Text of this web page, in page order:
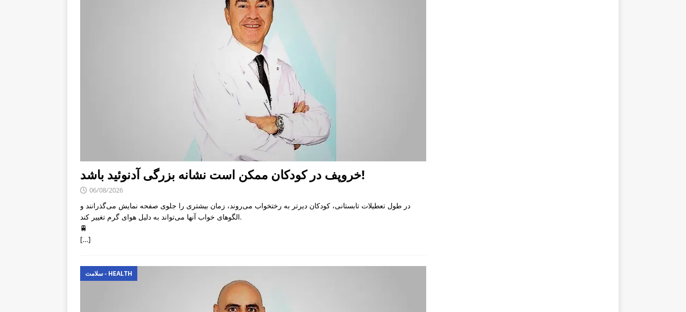
خروپف در کودکان ممکن است نشانه بزرگی آدنوئید باشد!
06/08/2026
در طول تعطیلات تابستانی، کودکان دیرتر به رختخواب می‌روند، زمان بیشتری را جلوی صفحه نمایش می‌گذرانند و
الگوهای خواب آنها می‌تواند به دلیل هوای گرم تغییر کند.
🚆
[…]
سلامت - HEALTH